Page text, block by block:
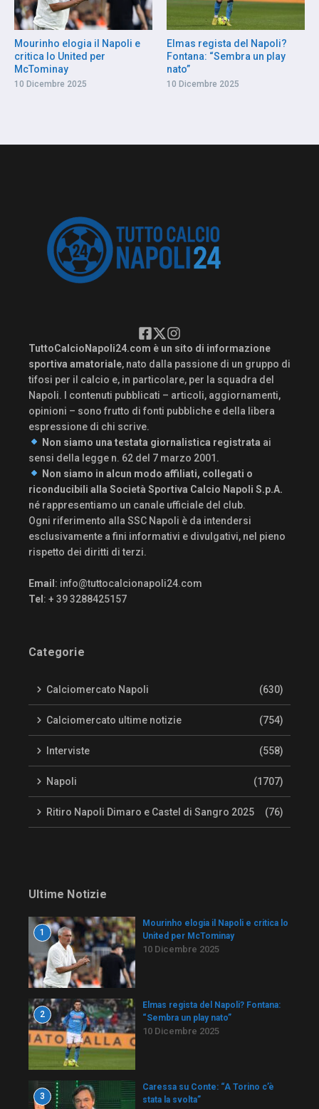
Mourinho elogia il Napoli e
critica lo United per
McTominay
10 Dicembre 2025
Elmas regista del Napoli?
Fontana: “Sembra un play
nato”
10 Dicembre 2025
TuttoCalcioNapoli24.com è un sito di informazione
sportiva amatoriale, nato dalla passione di un gruppo di
tifosi per il calcio e, in particolare, per la squadra del
Napoli. I contenuti pubblicati – articoli, aggiornamenti,
opinioni – sono frutto di fonti pubbliche e della libera
espressione di chi scrive.
Non siamo una testata giornalistica registrata ai
sensi della legge n. 62 del 7 marzo 2001.
Non siamo in alcun modo affiliati, collegati o
riconducibili alla Società Sportiva Calcio Napoli S.p.A.
né rappresentiamo un canale ufficiale del club.
Ogni riferimento alla SSC Napoli è da intendersi
esclusivamente a fini informativi e divulgativi, nel pieno
rispetto dei diritti di terzi.
Email : info@tuttocalcionapoli24.com
Tel : + 39 3288425157
Categorie
Calciomercato Napoli (630)
Calciomercato ultime notizie (754)
Interviste (558)
Napoli (1707)
Ritiro Napoli Dimaro e Castel di Sangro 2025 (76)
Ultime Notizie
1
Mourinho elogia il Napoli e critica lo
United per McTominay
10 Dicembre 2025
2
Elmas regista del Napoli? Fontana:
“Sembra un play nato”
10 Dicembre 2025
3
Caressa su Conte: “A Torino c’è
stata la svolta”